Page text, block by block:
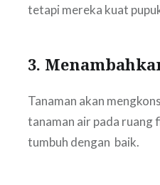
tetapi mereka kuat
3.
Tanaman akan
tanaman air pada ruang
tumbuh dengan baik.